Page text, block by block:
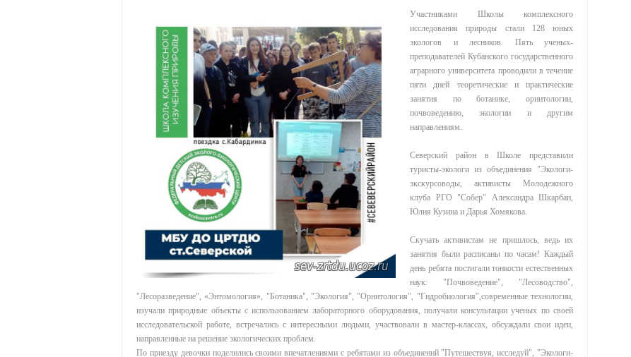
Участниками Школы комплексного
исследования природы стали 128 юных
экологов и лесников. Пять ученых-
преподавателей Кубанского государственного
аграрного университета проводили в течение
пяти дней теоретические и практические
занятия по ботанике, орнитологии,
почвоведению, экологии и другим
направлениям.
Северский район в Школе представили
туристы-экологи из объединения "Экологи-
экскурсоводы, активисты Молодежного
клуба РГО "Собер" Александра Шкарбан,
Юлия Кузина и Дарья Хомякова.
Скучать активистам не пришлось, ведь их
занятия были расписаны по часам! Каждый
день ребята постигали тонкости естественных
наук: "Почвоведение", "Лесоводство",
"Лесоразведение", «Энтомология», "Ботаника", "Экология", "Орнитология", "Гидробиология",современные технологии,
изучали природные объекты с использованием лабораторного оборудования, получали консультации ученых по своей
исследовательской работе, встречались с интересными людьми, участвовали в мастер-классах, обсуждали свои идеи,
направленные на решение экологических проблем.
По приезду девочки поделились своими впечатлениями с ребятами из объединений "Путешествуя, исследуй", "Экологи-